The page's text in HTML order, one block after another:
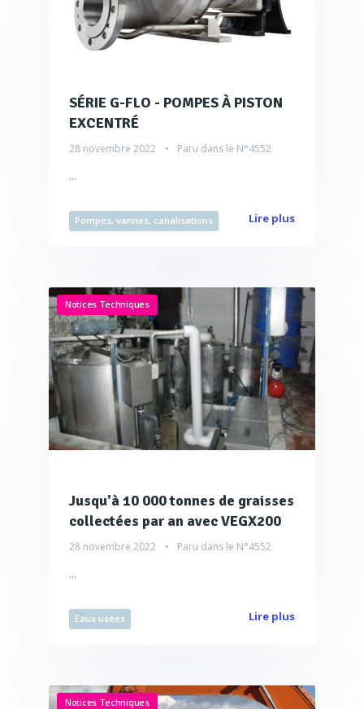
SÉRIE G-FLO - POMPES À PISTON
EXCENTRÉ
28 novembre 2022 Paru dans le N°4552
...
Pompes, vannes, canalisations Lire plus
Notices Techniques
Jusqu'à 10 000 tonnes de graisses
collectées par an avec VEGX200
28 novembre 2022 Paru dans le N°4552
...
Eaux usées Lire plus
Notices Techniques